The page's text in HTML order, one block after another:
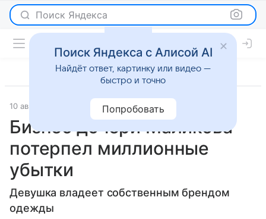
Поиск Яндекса
10 августа 2023 Светская жизнь
Бизнес дочери Маликова
потерпел миллионные
убытки
Девушка владеет собственным брендом
одежды
Поиск Яндекса с Алисой AI
Найдёт ответ, картинку или видео —
быстро и точно
Попробовать